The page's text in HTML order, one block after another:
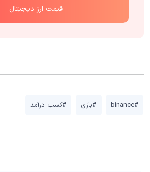
قیمت ارز دیجیتال
#binance #بازی #کسب درآمد